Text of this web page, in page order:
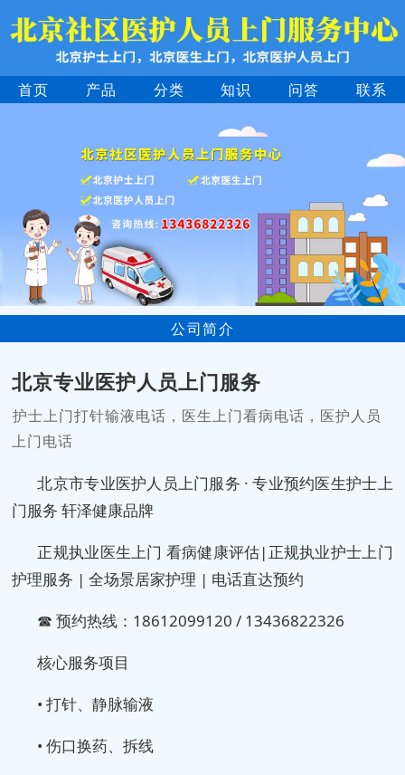
首页 产品 分类 知识 问答 联系
公司简介
北京专业医护人员上门服务
️护士上门打针输液电话，医生上门看病电话，医护人员
上门电话
北京市专业医护人员上门服务 · 专业预约医生护士上
门服务 轩泽健康品牌
正规执业医生上门 看病健康评估|正规执业护士上门
护理服务 | 全场景居家护理 | 电话直达预约
☎ 预约热线：18612099120 / 13436822326
核心服务项目
• 打针、静脉输液
• 伤口换药、拆线